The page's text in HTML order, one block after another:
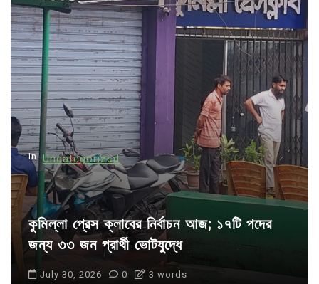
In Uncategorized
কুমিল্লা প্রেস ক্লাবের নির্বাচন আজ; ১৭টি পদের
জন্য ৩৩ জন প্রার্থী ভোটযুদ্ধে
July 30, 2026 0 3 words